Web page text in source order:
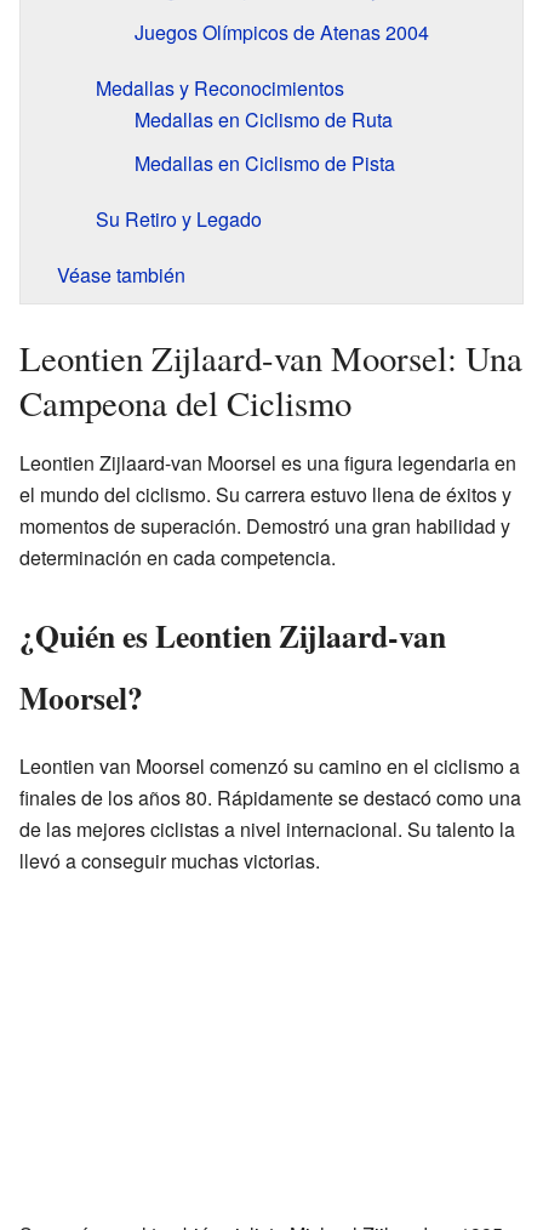
Juegos Olímpicos de Atenas 2004
Medallas y Reconocimientos
Medallas en Ciclismo de Ruta
Medallas en Ciclismo de Pista
Su Retiro y Legado
Véase también
Leontien Zijlaard-van Moorsel: Una
Campeona del Ciclismo
Leontien Zijlaard-van Moorsel es una figura legendaria en
el mundo del ciclismo. Su carrera estuvo llena de éxitos y
momentos de superación. Demostró una gran habilidad y
determinación en cada competencia.
¿Quién es Leontien Zijlaard-van
Moorsel?
Leontien van Moorsel comenzó su camino en el ciclismo a
finales de los años 80. Rápidamente se destacó como una
de las mejores ciclistas a nivel internacional. Su talento la
llevó a conseguir muchas victorias.